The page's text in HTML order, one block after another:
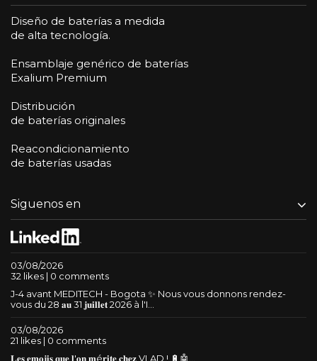
Diseño de baterías a medida
de alta tecnología.
Ensamblaje genérico de baterías
Exalium Premium
Distribución
de baterías originales
Reacondicionamiento
de baterías usadas
Siguenos en
03/08/2026
32 likes | 0 comments
J-4 avant MEDITECH - Bogota ✨ Nous vous donnons rendez-
vous du 28 𝐚𝐮 31 𝐣𝐮𝐢𝐥𝐥𝐞𝐭 2026 à l'I...
03/08/2026
21 likes | 0 comments
𝐋𝐞𝐬 𝐞𝐦𝐨𝐣𝐢𝐬 𝐪𝐮𝐞 𝐥'𝐨𝐧 𝐦é𝐫𝐢𝐭𝐞 𝐜𝐡𝐞𝐳 VLAD ! 🔋🤖...